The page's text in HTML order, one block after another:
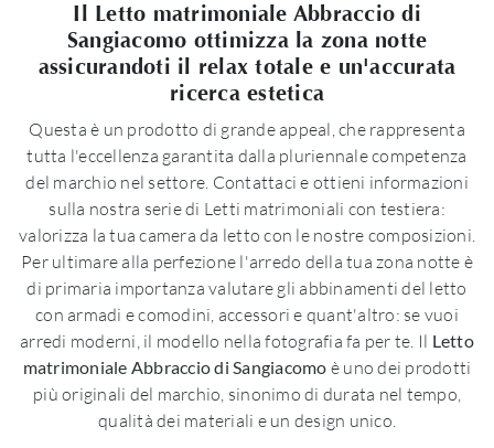
Il Letto matrimoniale Abbraccio di
Sangiacomo ottimizza la zona notte
assicurandoti il relax totale e un'accurata
ricerca estetica
Questa è un prodotto di grande appeal, che rappresenta
tutta l'eccellenza garantita dalla pluriennale competenza
del marchio nel settore. Contattaci e ottieni informazioni
sulla nostra serie di Letti matrimoniali con testiera:
valorizza la tua camera da letto con le nostre composizioni.
Per ultimare alla perfezione l'arredo della tua zona notte è
di primaria importanza valutare gli abbinamenti del letto
con armadi e comodini, accessori e quant'altro: se vuoi
arredi moderni, il modello nella fotografia fa per te. Il Letto
matrimoniale Abbraccio di Sangiacomo è uno dei prodotti
più originali del marchio, sinonimo di durata nel tempo,
qualità dei materiali e un design unico.